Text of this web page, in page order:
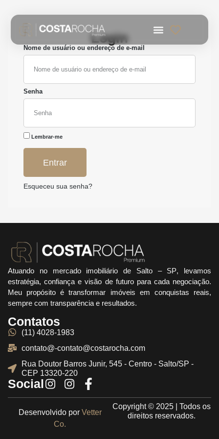
Login
Nome de usuário ou endereço de e-mail
Senha
Lembrar-me
Entrar
Esqueceu sua senha?
Atuando no mercado imobiliário de Salto – SP, levamos
estratégia, confiança e visão de futuro para cada negociação.
Meu propósito é transformar imóveis em conquistas reais,
sempre com transparência e resultados.
Contatos
(11) 4028-1983
contato@-contato@costarocha.com
Rua Doutor Barros Junir, 545 - Centro - Salto/SP -
CEP 13320-220
Social
Copyright © 2025 | Todos os
direitos reservados.
Desenvolvido por Vetter
Co.